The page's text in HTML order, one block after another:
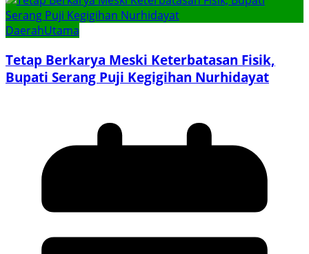
DaerahUtama
Tetap Berkarya Meski Keterbatasan Fisik,
Bupati Serang Puji Kegigihan Nurhidayat